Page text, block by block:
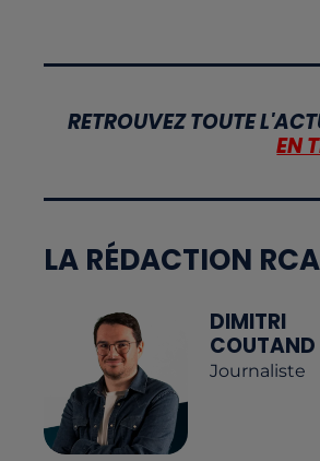
RETROUVEZ TOUTE
EN
LA RÉDACTION RCA
DIMITRI
COUTAND
Journaliste